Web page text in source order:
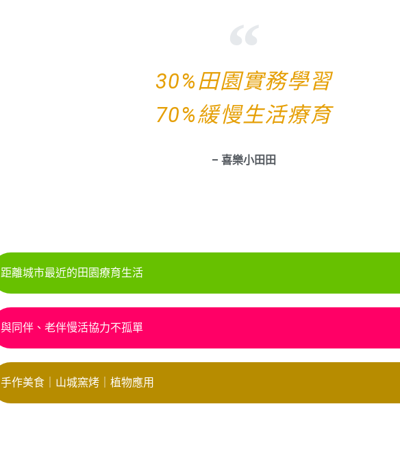
30%田園實務學習
70%緩慢生活療育
– 喜樂小田田
距離城市最近的田園療育生活
與同伴、老伴慢活協力不孤單
手作美食｜山城窯烤｜植物應用
｜台灣園藝福祉推廣協會-健康園藝師｜大願文教基金會預防及